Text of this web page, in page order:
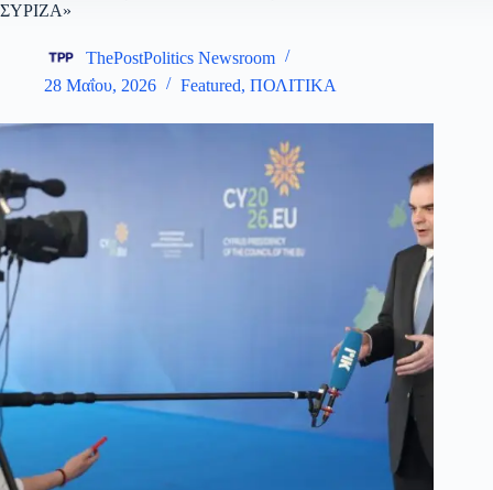
ΣΥΡΙΖΑ»
ThePostPolitics Newsroom
28 Μαΐου, 2026
Featured, ΠΟΛΙΤΙΚΑ